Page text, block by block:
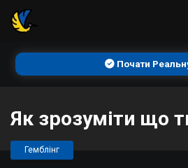
Почати
Як зрозуміти що
Гемблінг